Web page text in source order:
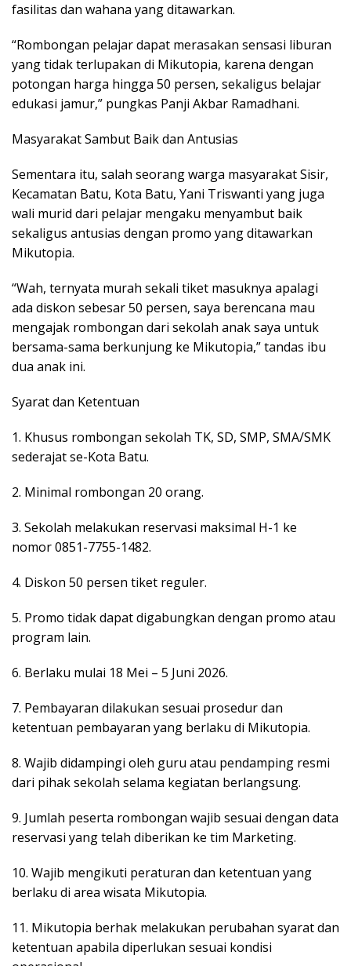
fasilitas dan wahana yang ditawarkan.
“Rombongan pelajar dapat merasakan sensasi liburan
yang tidak terlupakan di Mikutopia, karena dengan
potongan harga hingga 50 persen, sekaligus belajar
edukasi jamur,” pungkas Panji Akbar Ramadhani.
Masyarakat Sambut Baik dan Antusias
Sementara itu, salah seorang warga masyarakat Sisir,
Kecamatan Batu, Kota Batu, Yani Triswanti yang juga
wali murid dari pelajar mengaku menyambut baik
sekaligus antusias dengan promo yang ditawarkan
Mikutopia.
“Wah, ternyata murah sekali tiket masuknya apalagi
ada diskon sebesar 50 persen, saya berencana mau
mengajak rombongan dari sekolah anak saya untuk
bersama-sama berkunjung ke Mikutopia,” tandas ibu
dua anak ini.
Syarat dan Ketentuan
1. Khusus rombongan sekolah TK, SD, SMP, SMA/SMK
sederajat se-Kota Batu.
2. Minimal rombongan 20 orang.
3. Sekolah melakukan reservasi maksimal H-1 ke
nomor 0851-7755-1482.
4. Diskon 50 persen tiket reguler.
5. Promo tidak dapat digabungkan dengan promo atau
program lain.
6. Berlaku mulai 18 Mei – 5 Juni 2026.
7. Pembayaran dilakukan sesuai prosedur dan
ketentuan pembayaran yang berlaku di Mikutopia.
8. Wajib didampingi oleh guru atau pendamping resmi
dari pihak sekolah selama kegiatan berlangsung.
9. Jumlah peserta rombongan wajib sesuai dengan data
reservasi yang telah diberikan ke tim Marketing.
10. Wajib mengikuti peraturan dan ketentuan yang
berlaku di area wisata Mikutopia.
11. Mikutopia berhak melakukan perubahan syarat dan
ketentuan apabila diperlukan sesuai kondisi